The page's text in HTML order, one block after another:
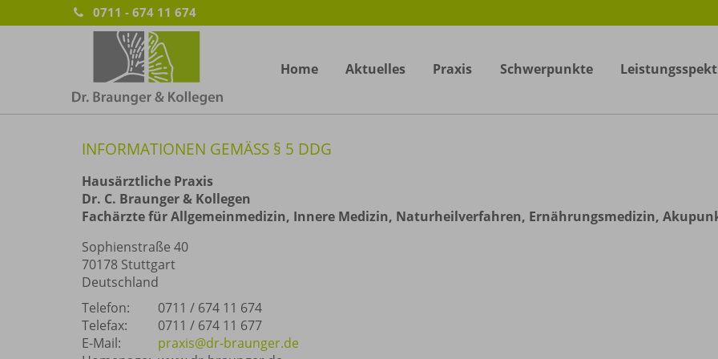
0711 - 674 11 674
Home Aktuelles Praxis Schwerpunkte
INFORMATIONEN GEMÄSS § 5 DDG
Hausärztliche Praxis
Dr. C. Braunger & Kollegen
Fachärzte für Allgemeinmedizin, Innere Medizin, Naturheilverfahren, Ernährungsmedizin,
Sophienstraße 40
70178 Stuttgart
Deutschland
Telefon:
0711 / 674 11 674
Telefax:
0711 / 674 11 677
E-Mail:
praxis@dr-braunger.de